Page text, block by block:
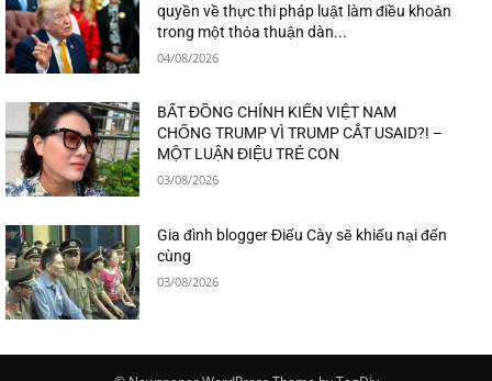
quyền về thực thi pháp luật làm điều khoản
trong một thỏa thuận dàn...
04/08/2026
BẤT ĐỒNG CHÍNH KIẾN VIỆT NAM
CHỐNG TRUMP VÌ TRUMP CẮT USAID?! –
MỘT LUẬN ĐIỆU TRẺ CON
03/08/2026
Gia đình blogger Điếu Cày sẽ khiếu nại đến
cùng
03/08/2026